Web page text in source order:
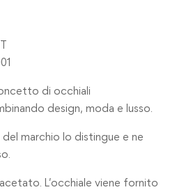
di occhiali
design, moda e lusso.
marchio lo distingue e ne
L’occhiale viene fornito